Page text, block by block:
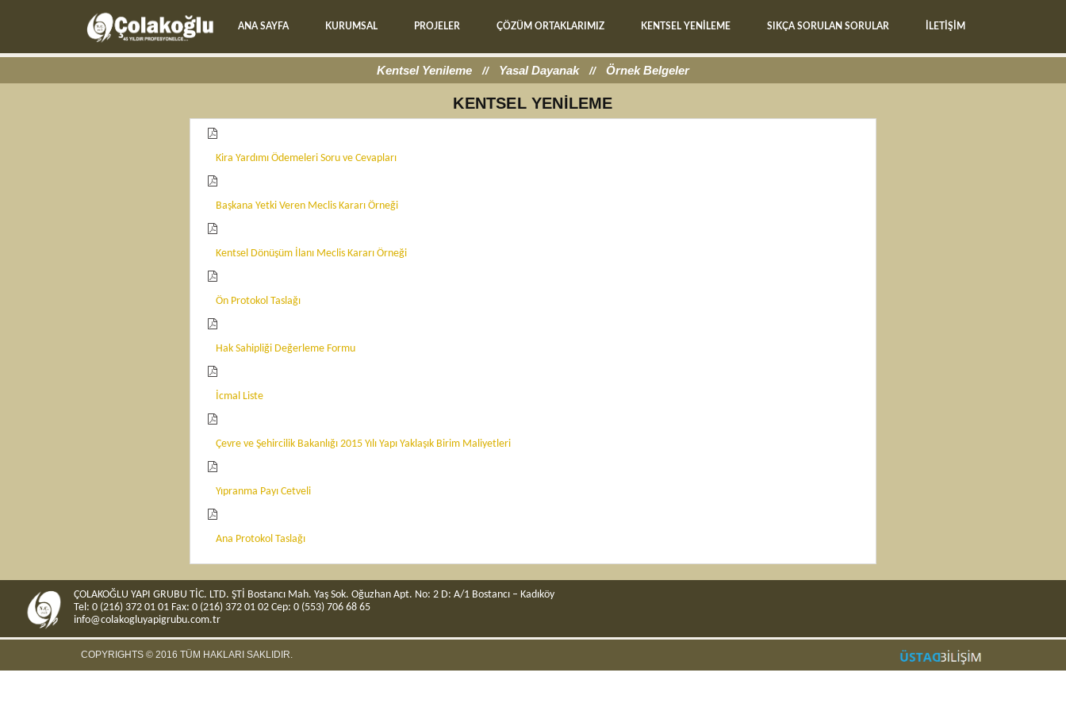
ANA SAYFA KURUMSAL PROJELER ÇÖZÜM ORTAKLARIMIZ KENTSEL YENİLEME SIKÇA SORULAN SORULAR İLETİŞİM
Kentsel Yenileme Yasal Dayanak Örnek Belgeler
KENTSEL YENİLEME
Kira Yardımı Ödemeleri Soru ve Cevapları
Başkana Yetki Veren Meclis Kararı Örneği
Kentsel Dönüşüm İlanı Meclis Kararı Örneği
Ön Protokol Taslağı
Hak Sahipliği Değerleme Formu
İcmal Liste
Çevre ve Şehircilik Bakanlığı 2015 Yılı Yapı Yaklaşık Birim Maliyetleri
Yıpranma Payı Cetveli
Ana Protokol Taslağı
ÇOLAKOĞLU YAPI GRUBU TİC. LTD. ŞTİ Bostancı Mah. Yaş Sok. Oğuzhan Apt. No: 2 D: A/1 Bostancı – Kadıköy
Tel:0 (216) 372 01 01 Fax:0 (216) 372 01 02Cep:0 (553) 706 68 65
info@colakogluyapigrubu.com.tr
COPYRIGHTS © 2016 TÜM HAKLARI SAKLIDIR.